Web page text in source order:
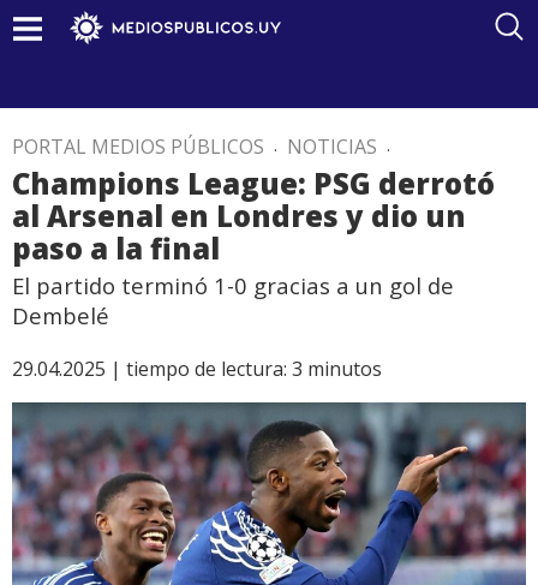
PORTAL MEDIOS PÚBLICOS . NOTICIAS .
Champions League: PSG derrotó
al Arsenal en Londres y dio un
paso a la final
El partido terminó 1-0 gracias a un gol de
Dembelé
29.04.2025 | tiempo de lectura: 3 minutos